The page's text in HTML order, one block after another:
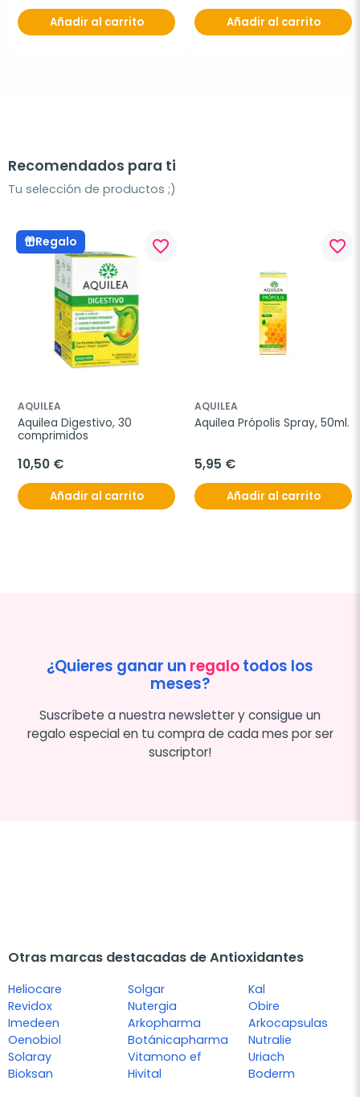
Añadir al carrito Añadir al carrito
Recomendados para ti
Tu selección de productos ;)
Regalo favorite_border
AQUILEA
Aquilea Digestivo, 30
comprimidos
10,50 €
Añadir al carrito
favorite_border
AQUILEA
Aquilea Própolis Spray, 50ml.
5,95 €
Añadir al carrito
¿Quieres ganar un regalotodos los
meses?
Suscríbete a nuestra newsletter y consigue un
regalo especial en tu compra de cada mes por ser
suscriptor!
Otras marcas destacadas de Antioxidantes
Heliocare
Revidox
Imedeen
Oenobiol
Solaray
Bioksan
Solgar
Nutergia
Arkopharma
Botánicapharma
Vitamono ef
Hivital
Kal
Obire
Arkocapsulas
Nutralie
Uriach
Boderm